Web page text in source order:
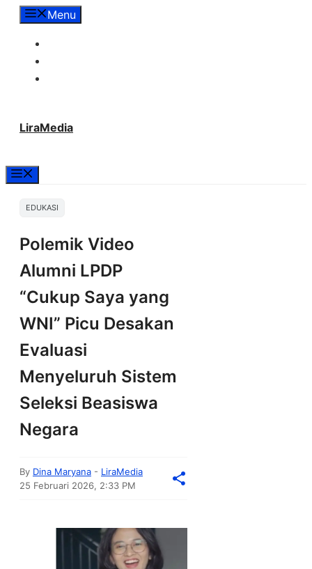
LangsungMenu
LiraMedia
EDUKASI
Polemik Video
Alumni LPDP
“Cukup Saya yang
WNI” Picu Desakan
Evaluasi
Menyeluruh Sistem
Seleksi Beasiswa
Negara
By Dina Maryana - LiraMedia
25 Februari 2026, 2:33 PM